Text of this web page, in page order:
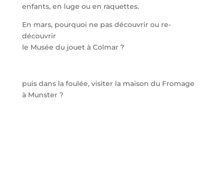
enfants, en luge ou en raquettes.
En mars, pourquoi ne pas découvrir ou re-
découvrir
le Musée du jouet à Colmar ?
puis dans la foulée, visiter la maison du Fromage
à Munster ?